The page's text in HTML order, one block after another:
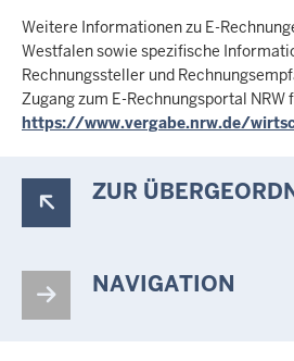
Weitere Informationen zu E-
Westfalen sowie spezifische
Rechnungssteller und
Zugang zum E-Rechnungsportal NRW
https://www.vergabe.nrw.de/
ZUR
NAVIGATION